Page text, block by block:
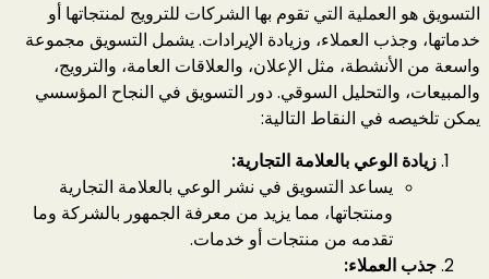
التسويق هو العملية التي تقوم بها الشركات للترويج لمنتجاتها أو
خدماتها، وجذب العملاء، وزيادة الإيرادات. يشمل التسويق مجموعة
واسعة من الأنشطة، مثل الإعلان، والعلاقات العامة، والترويج،
والمبيعات، والتحليل السوقي. دور التسويق في النجاح المؤسسي
يمكن تلخيصه في النقاط التالية:
زيادة الوعي بالعلامة التجارية:
يساعد التسويق في نشر الوعي بالعلامة التجارية
ومنتجاتها، مما يزيد من معرفة الجمهور بالشركة وما
تقدمه من منتجات أو خدمات.
جذب العملاء: